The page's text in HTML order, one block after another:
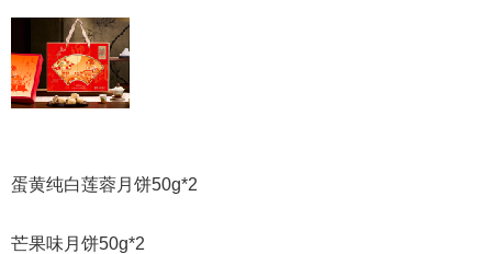
蛋黄纯白莲蓉月饼50g*2
芒果味月饼50g*2